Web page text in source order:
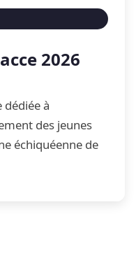
2026
dédiée à
des jeunes
échiquéenne de